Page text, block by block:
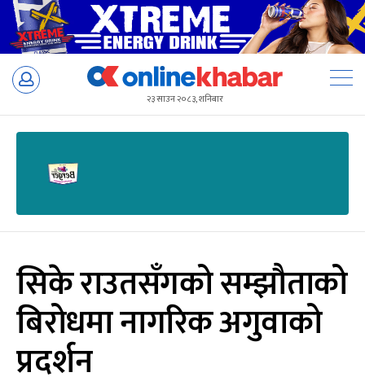
Skip
२३ साउन २०८३, शनिबार
सिके राउतसँगको सम्झौताको
बिरोधमा नागरिक अगुवाको
प्रदर्शन